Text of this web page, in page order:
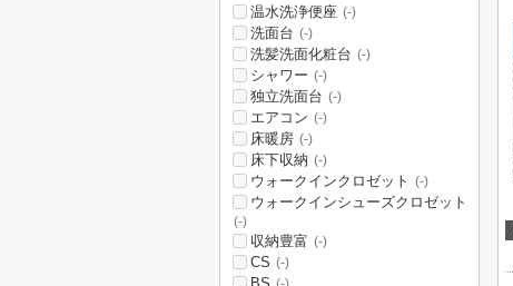
温水洗浄便座 (-)
洗面台 (-)
洗髪洗面化粧台 (-)
シャワー (-)
独立洗面台 (-)
エアコン (-)
床暖房 (-)
床下収納 (-)
ウォークインクロゼット (-)
ウォークインシューズクロゼット
(-)
収納豊富 (-)
CS (-)